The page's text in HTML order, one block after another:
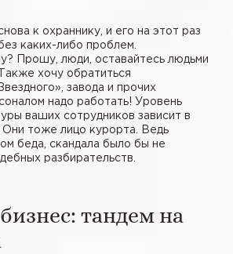
к охраннику, и его на этот раз
каких-либо проблем.
Прошу, люди, оставайтесь людьми
хочу обратиться
завода и прочих
надо работать! Уровень
ваших сотрудников зависит в
Они тоже лицо курорта. Ведь
беда, скандала было бы не
разбирательств.
тандем на